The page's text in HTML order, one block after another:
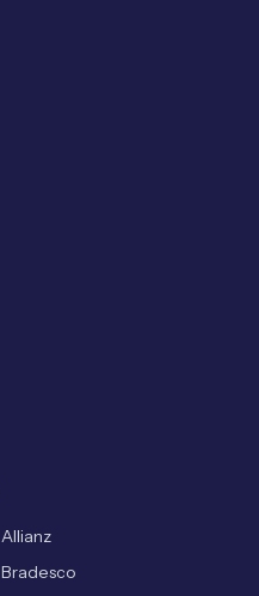
Allianz
Bradesco